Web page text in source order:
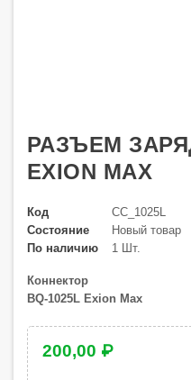
РАЗЪЕМ
EXION MAX
Код
CC_1025L
Состояние
Новый товар
По наличию
1 Шт.
Коннектор
BQ-1025L Exion Max
200,00 ₽